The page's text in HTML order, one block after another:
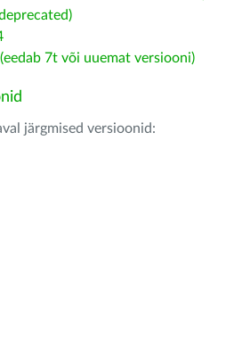
7t või uuemat versiooni)
järgmised versioonid: